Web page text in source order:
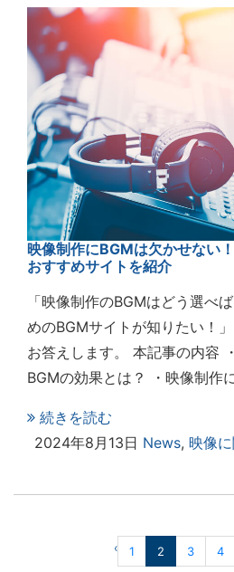
映像制作にBGMは欠かせない
おすすめサイトを紹介
「映像制作のBGMはどう選べ
めのBGMサイトが知りたい！
お答えします。 本記事の内容
BGMの効果とは？ ・映像制作
続きを読む
2024年8月13日 News, 映像
‹ 1 2 3 4